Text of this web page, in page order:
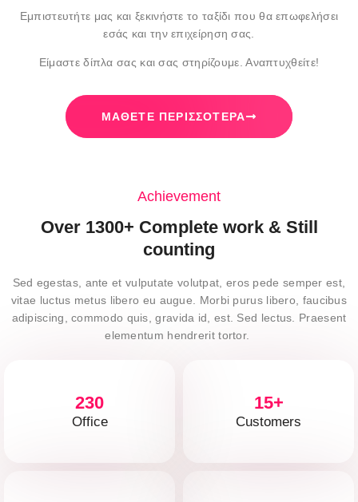
Εμπιστευτήτε μας και ξεκινήστε το ταξίδι που θα επωφελήσει
εσάς και την επιχείρηση σας.
Είμαστε δίπλα σας και σας στηρίζουμε. Αναπτυχθείτε!
ΜΆΘΕΤΕ ΠΕΡΙΣΣΌΤΕΡΑ
230
Office
15+
Customers
Achievement
Over 1300+ Complete work & Still
counting
Sed egestas, ante et vulputate volutpat, eros pede semper est,
vitae luctus metus libero eu augue. Morbi purus libero, faucibus
adipiscing, commodo quis, gravida id, est. Sed lectus. Praesent
elementum hendrerit tortor.